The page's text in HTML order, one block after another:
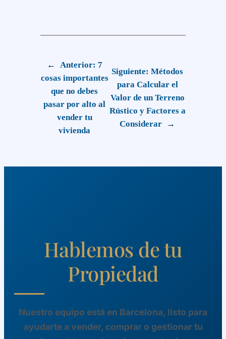
← Anterior: 7
cosas importantes
que no debes
pasar por alto al
vender tu
vivienda
Siguiente:Métodos
para Calcular el
Valor de un Terreno
Rústico y Factores a
Considerar
→
Hablemos de tu
Propiedad
Nuestro equipo está en Barcelona, listo para
ayudarte a vender, comprar o gestionar tu